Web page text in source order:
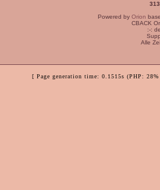
Powered by Orion
CBACK
:-:
Alle
[ Page generation time: 0.1515s (PHP: